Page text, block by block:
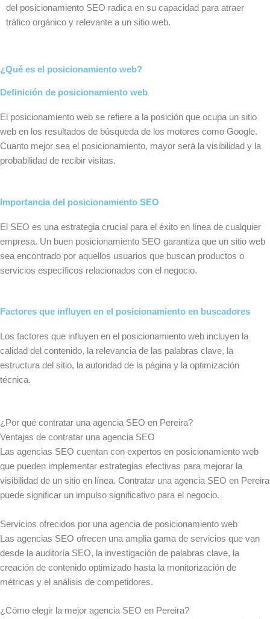
del posicionamiento SEO radica en su capacidad para atraer
tráfico orgánico y relevante a un sitio web.
¿Qué es el posicionamiento web?
Definición de posicionamiento web
El posicionamiento web se refiere a la posición que ocupa un sitio
web en los resultados de búsqueda de los motores como Google.
Cuanto mejor sea el posicionamiento, mayor será la visibilidad y la
probabilidad de recibir visitas.
Importancia del posicionamiento SEO
El SEO es una estrategia crucial para el éxito en línea de cualquier
empresa. Un buen posicionamiento SEO garantiza que un sitio web
sea encontrado por aquellos usuarios que buscan productos o
servicios específicos relacionados con el negocio.
Factores que influyen en el posicionamiento en buscadores
Los factores que influyen en el posicionamiento web incluyen la
calidad del contenido, la relevancia de las palabras clave, la
estructura del sitio, la autoridad de la página y la optimización
técnica.
¿Por qué contratar una agencia SEO en Pereira?
Ventajas de contratar una agencia SEO
Las agencias SEO cuentan con expertos en posicionamiento web
que pueden implementar estrategias efectivas para mejorar la
visibilidad de un sitio en línea. Contratar una agencia SEO en Pereira
puede significar un impulso significativo para el negocio.
Servicios ofrecidos por una agencia de posicionamiento web
Las agencias SEO ofrecen una amplia gama de servicios que van
desde la auditoría SEO, la investigación de palabras clave, la
creación de contenido optimizado hasta la monitorización de
métricas y el análisis de competidores.
¿Cómo elegir la mejor agencia SEO en Pereira?